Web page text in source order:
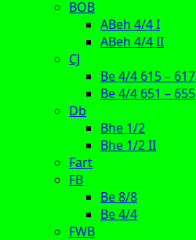
BOB
ABeh 4/4 I
ABeh 4/4 II
CJ
Be 4/4 615 – 617
Be 4/4 651 – 655
Db
Bhe 1/2
Bhe 1/2 II
Fart
FB
Be 8/8
Be 4/4
FWB